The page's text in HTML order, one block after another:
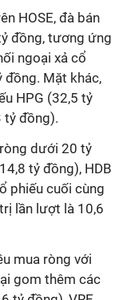
HOSE, đà bán
đồng, tương ứng
ngoại xả cổ
đồng. Mặt khác,
HPG (32,5 tỷ
tỷ đồng).
dưới 20 tỷ
tỷ đồng), HDB
phiếu cuối cùng
lần lượt là 10,6
mua ròng với
gom thêm các